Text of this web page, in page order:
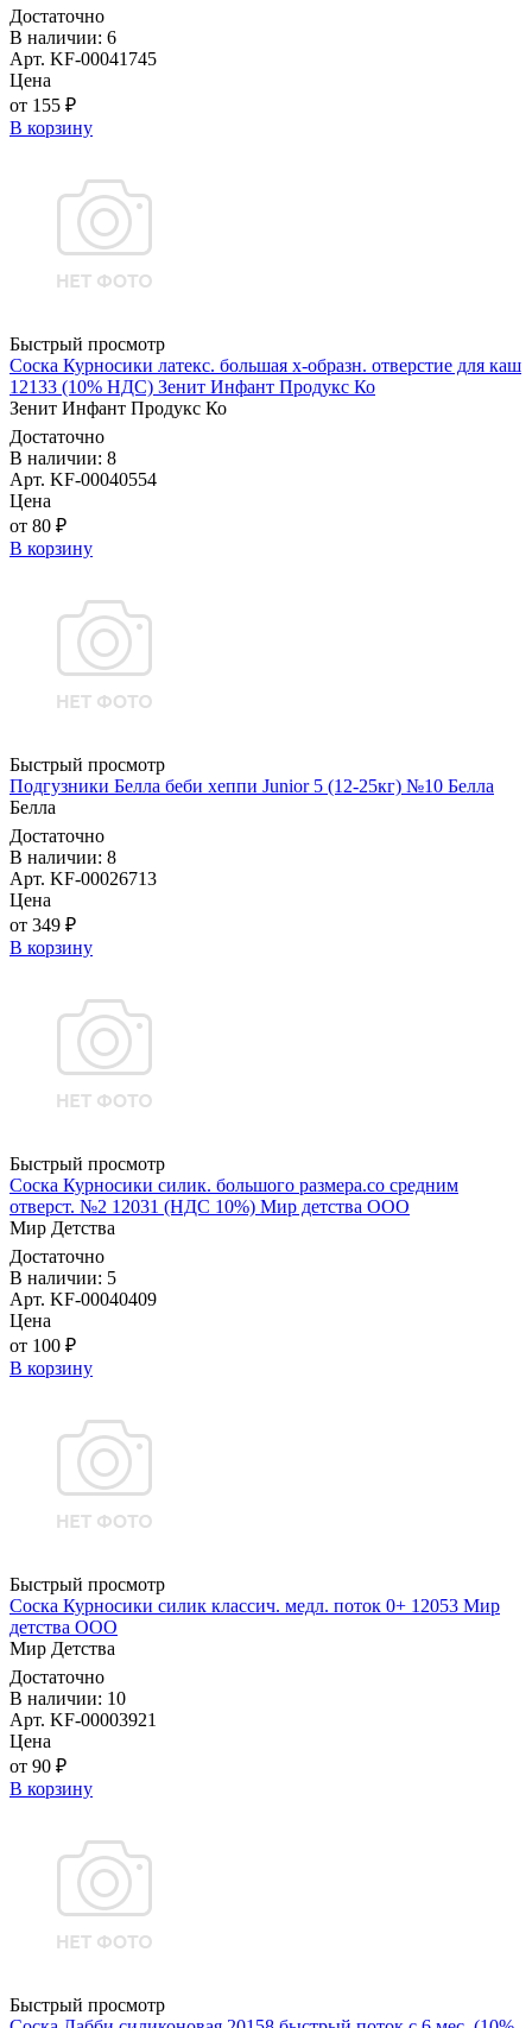
Достаточно
В наличии: 6
Арт. KF-00041745
Цена
от 155 ₽
В корзину
Быстрый просмотр
Соска Курносики латекс. большая х-образн. отверстие для каш
12133 (10% НДС) Зенит Инфант Продукс Ко
Зенит Инфант Продукс Ко
Достаточно
В наличии: 8
Арт. KF-00040554
Цена
от 80 ₽
В корзину
Быстрый просмотр
Подгузники Белла беби хеппи Junior 5 (12-25кг) №10 Белла
Белла
Достаточно
В наличии: 8
Арт. KF-00026713
Цена
от 349 ₽
В корзину
Быстрый просмотр
Соска Курносики силик. большого размера.со средним
отверст. №2 12031 (НДС 10%) Мир детства ООО
Мир Детства
Достаточно
В наличии: 5
Арт. KF-00040409
Цена
от 100 ₽
В корзину
Быстрый просмотр
Соска Курносики силик классич. медл. поток 0+ 12053 Мир
детства ООО
Мир Детства
Достаточно
В наличии: 10
Арт. KF-00003921
Цена
от 90 ₽
В корзину
Быстрый просмотр